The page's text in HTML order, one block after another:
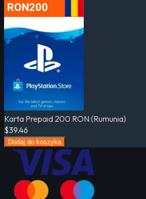
Karta Prepaid 200 RON (Rumunia)
$39.46
Dodaj do koszyka